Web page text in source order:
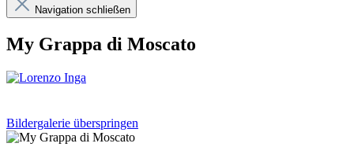
Navigation schließen
My Grappa di Moscato
Bildergalerie überspringen